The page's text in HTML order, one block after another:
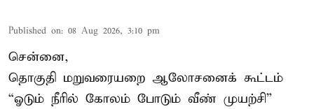
Published on: 08 Aug 2026, 3:10 pm
சென்னை,
தொகுதி மறுவரையறை ஆலோசனைக் கூட்டம்
“ஓடும் நீரில் கோலம் போடும் வீண் முயற்சி”